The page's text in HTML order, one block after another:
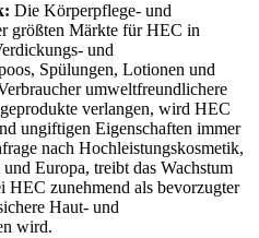
Die Körperpflege- und
größten Märkte für HEC in
und
Spülungen, Lotionen und
umweltfreundlichere
verlangen, wird HEC
ungiftigen Eigenschaften immer
nach Hochleistungskosmetik,
Europa, treibt das Wachstum
HEC zunehmend als bevorzugter
Haut- und
wird.